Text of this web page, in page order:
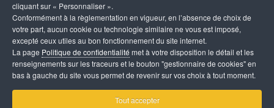
cliquant sur « Personnaliser ».
Conformément à la règlementation en vigueur, en l’absence de choix de
votre part, aucun cookie ou technologie similaire ne vous est imposé,
excepté ceux utiles au bon fonctionnement du site internet.
La page Politique de confidentialité met à votre disposition le détail et les
renseignements sur les traceurs et le bouton "gestionnaire de cookies" en
bas à gauche du site vous permet de revenir sur vos choix à tout moment.
Tout accepter